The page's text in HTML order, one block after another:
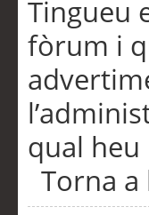
Tingueu
fòrum i
qual heu
Torna a